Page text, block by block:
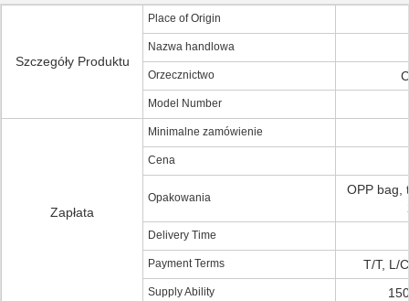
Szczegóły Produktu
Place of Origin
Nazwa handlowa
Orzecznictwo
Model Number
Zapłata
Minimalne zamówienie
Cena
Opakowania
OPP bag,
Delivery Time
Payment Terms T/T, L/
Supply Ability